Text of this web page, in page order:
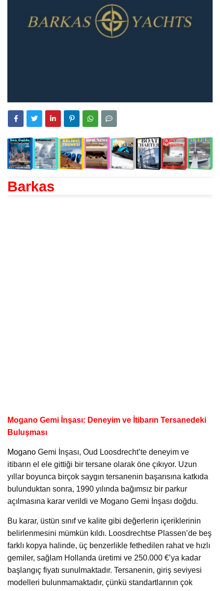
Barkas
Mogano Gemi İnşası: Deneyim ve İtibarın Tersanedeki
Buluşması
Mogano Gemi İnşası, Oud Loosdrecht’te deneyim ve
itibarın el ele gittiği bir tersane olarak öne çıkıyor. Uzun
yıllar boyunca birçok saygın tersanenin başarısına katkıda
bulunduktan sonra, 1990 yılında bağımsız bir parkur
açılmasına karar verildi ve Mogano Gemi İnşası doğdu.
Bu karar, üstün sınıf ve kalite gibi değerlerin içeriklerinin
belirlenmesini mümkün kıldı. Loosdrechtse Plassen’de beş
farklı kopya halinde, üç benzerlikle fethedilen rahat ve hızlı
gemiler, sağlam Hollanda üretimi ve 250.000 €’ya kadar
başlangıç ​​fiyatı sunulmaktadır. Tersanenin, giriş seviyesi
modelleri bulunmamaktadır, çünkü standartlarının çok